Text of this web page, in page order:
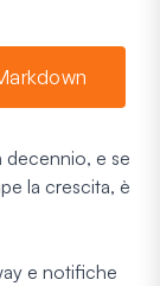
decennio, e se
la crescita, è
e notifiche